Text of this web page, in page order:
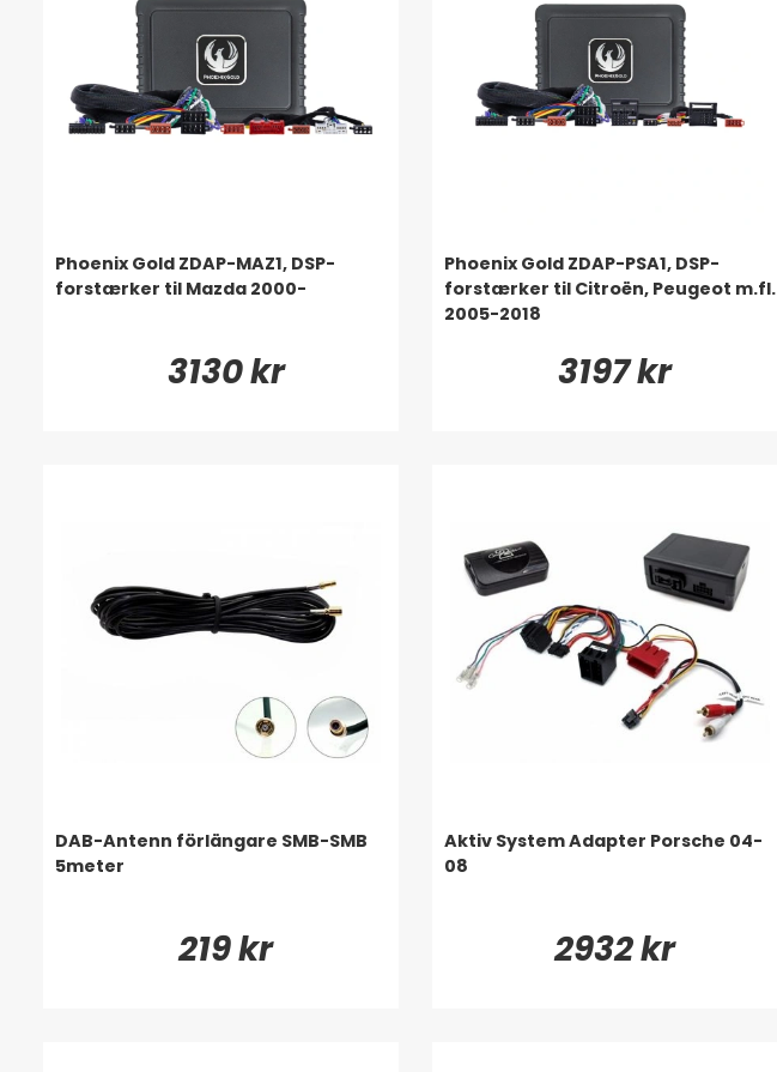
Phoenix Gold ZDAP-MAZ1, DSP-
forstærker til Mazda 2000-
3130 kr
Phoenix Gold ZDAP-PSA1, DSP-
forstærker til Citroën, Peugeot m.fl.
2005-2018
3197 kr
DAB-Antenn förlängare SMB-SMB
5meter
219 kr
Aktiv System Adapter Porsche 04-
08
2932 kr